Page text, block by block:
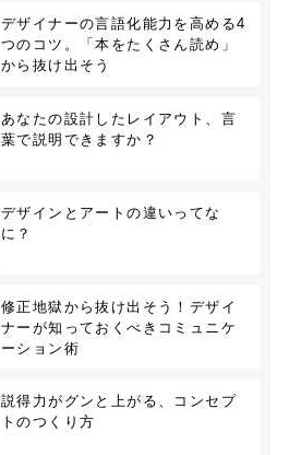
デザイナーの言語化能力を高める4
つのコツ。「本をたくさん読め」
から抜け出そう
あなたの設計したレイアウト、言
葉で説明できますか？
デザインとアートの違いってな
に？
修正地獄から抜け出そう！デザイ
ナーが知っておくべきコミュニケ
ーション術
説得力がグンと上がる、コンセプ
トのつくり方